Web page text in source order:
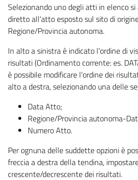
Selezionando uno degli atti in elenco
diretto all'atto esposto sul sito di
Regione/Provincia autonoma.
In alto a sinistra è indicato l'ordine di
risultati (Ordinamento corrente: es.
è possibile modificare l'ordine dei
alto a destra, selezionando una delle
Data Atto;
Regione/Provincia autonoma-
Numero Atto.
Per ognuna delle suddette opzioni è
freccia a destra della tendina,
crescente/decrescente dei risultati.